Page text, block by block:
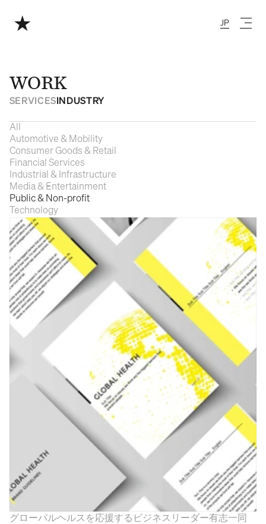
WORK
SERVICES INDUSTRY
All
Automotive & Mobility
Consumer Goods & Retail
Financial Services
Industrial & Infrastructure
Media & Entertainment
Public & Non-profit
Technology
グローバルヘルスを応援するビジネスリーダー有志一同
JPJapanese